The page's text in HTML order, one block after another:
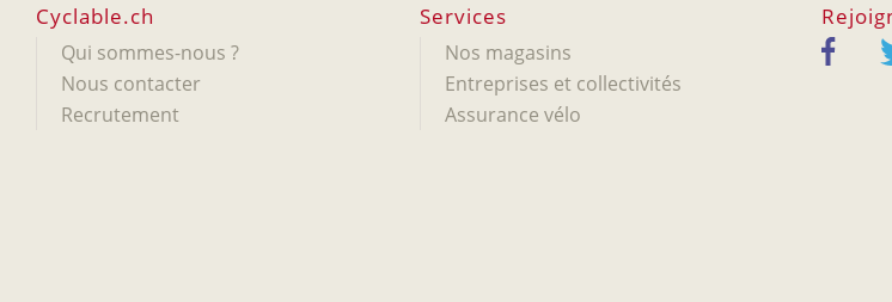
Cyclable.ch
Qui sommes-nous ?
Nous contacter
Recrutement
Services
Nos magasins
Entreprises et collectivités
Assurance vélo